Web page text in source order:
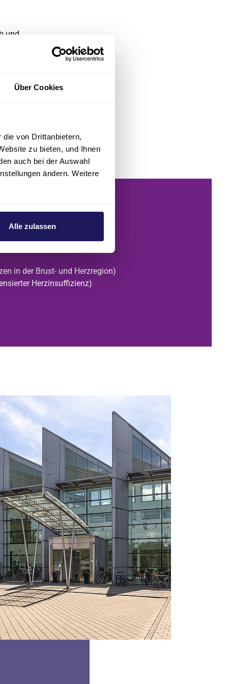
Über Cookies
von Drittanbietern,
zu bieten, und Ihnen
auch bei der Auswahl
ändern. Weitere
Alle zulassen
und
stellt
gibt, ist
in der Brust- und Herzregion)
Herzinsuffizienz)